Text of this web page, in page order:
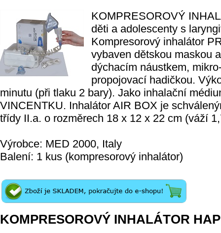
KOMPRESOROVÝ
děti a adolescenty s
Kompresorový inhalátor
vybaven dětskou maskou
dýchacím náustkem,
propojovací hadičkou.
minutu (při tlaku 2 bary). Jako inhalační
VINCENTKU. Inhalátor AIR BOX je
třídy II.a. o rozměrech 18 x 12 x 22 cm (váží
Výrobce: MED 2000, Italy
Balení: 1 kus (kompresorový inhalátor)
KOMPRESOROVÝ INHALÁTOR